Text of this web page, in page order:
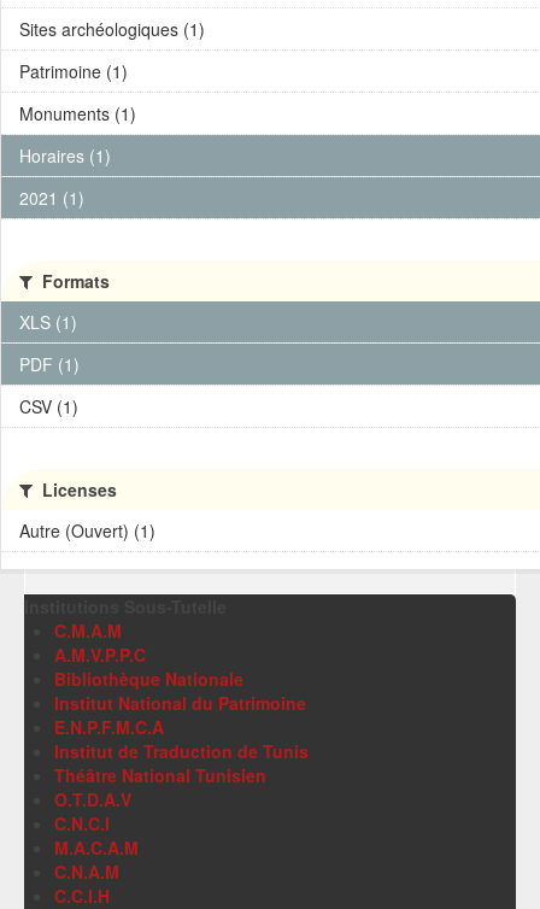
Sites archéologiques (1)
Patrimoine (1)
Monuments (1)
Horaires (1)
2021 (1)
Formats
XLS (1)
PDF (1)
CSV (1)
Licenses
Autre (Ouvert) (1)
C.M.A.M
A.M.V.P.P.C
Bibliothèque Nationale
Institut National du Patrimoine
E.N.P.F.M.C.A
Institut de Traduction de Tunis
Théâtre National Tunisien
O.T.D.A.V
C.N.C.I
M.A.C.A.M
C.N.A.M
C.C.I.H